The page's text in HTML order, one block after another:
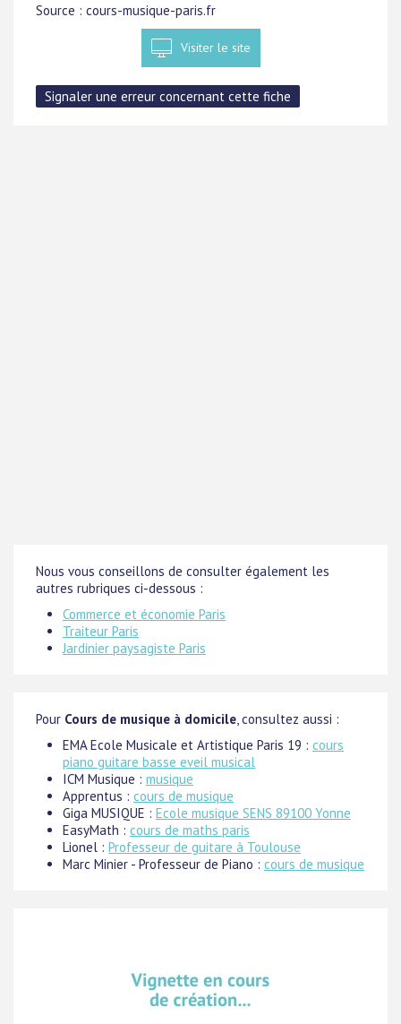
Source : cours-musique-paris.fr
Visiter le site
Nous vous conseillons de consulter également les
autres rubriques ci-dessous :
Commerce et économie Paris
Traiteur Paris
Jardinier paysagiste Paris
Pour Cours de musique à domicile, consultez aussi :
EMA Ecole Musicale et Artistique Paris 19 : cours
piano guitare basse eveil musical
ICM Musique : musique
Apprentus : cours de musique
Giga MUSIQUE : Ecole musique SENS 89100 Yonne
EasyMath : cours de maths paris
Lionel : Professeur de guitare à Toulouse
Marc Minier - Professeur de Piano : cours de musique